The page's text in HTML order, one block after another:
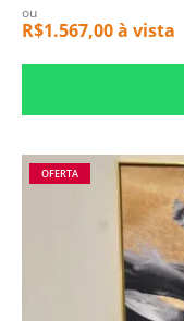
ou
R$1.567,00à vista
OFERTA